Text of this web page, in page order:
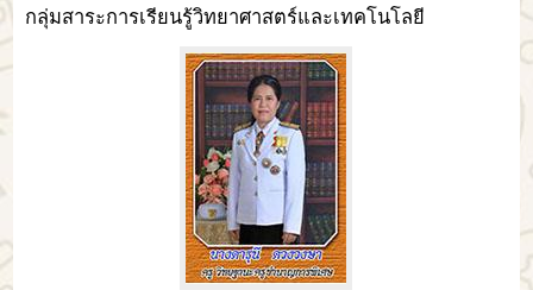
กลุ่มสาระการเรียนรู้วิทยาศาสตร์และเทคโนโลยี